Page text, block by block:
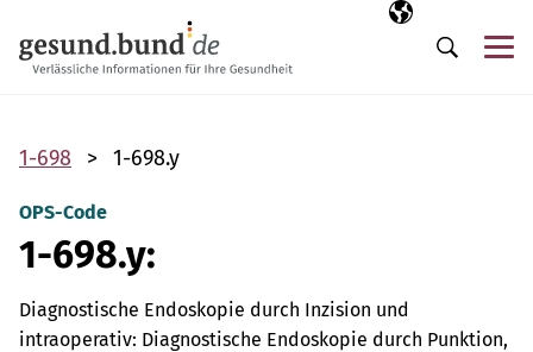
Ausgewählte
DE
Suche
1-698 1-698.y
OPS-Code
1-698.y:
Diagnostische Endoskopie durch Inzision und
intraoperativ: Diagnostische Endoskopie durch Punktion,